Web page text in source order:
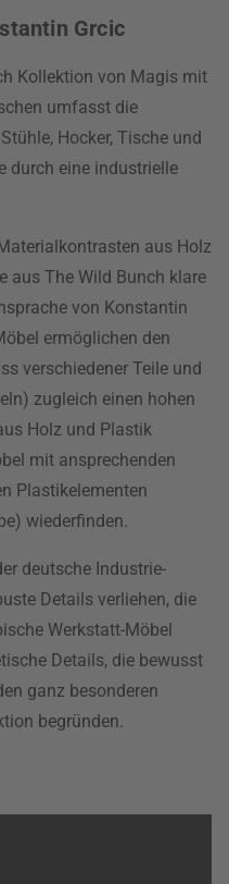
Grcic
Kollektion von Magis mit
umfasst die
Hocker, Tische und
durch eine industrielle
aus Holz
aus The Wild Bunch klare
von Konstantin
ermöglichen den
verschiedener Teile und
zugleich einen hohen
Holz und Plastik
mit ansprechenden
Plastikelementen
wiederfinden.
deutsche Industrie-
Details verliehen, die
Werkstatt-Möbel
Details, die bewusst
ganz besonderen
begründen.